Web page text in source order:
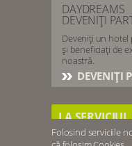
DAYDREAMS
DEVENIȚI
Deveniți un
și beneficiați de
noastră.
DEVENIȚI
LA
Folosind serviciile